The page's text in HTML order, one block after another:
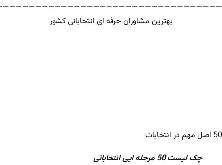
بهترین مشاوران حرفه ای انتخاباتی کشور
50 اصل مهم در انتخابات
چک لیست 50 مرحله ایی انتخاباتی